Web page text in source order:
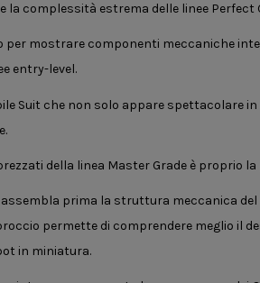
la complessità estrema delle linee Perfect
per mostrare componenti meccaniche
entry-level.
Suit che non solo appare spettacolare
della linea Master Grade è proprio
prima la struttura meccanica
permette di comprendere meglio il
in miniatura.